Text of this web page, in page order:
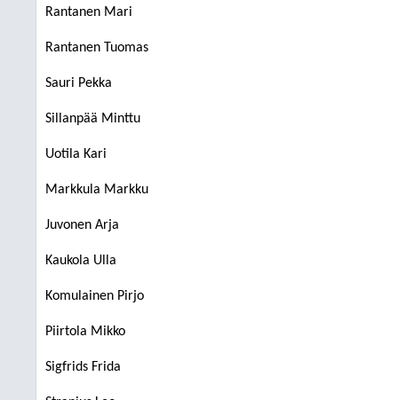
Rantanen Mari
Rantanen Tuomas
Sauri Pekka
Sillanpää Minttu
Uotila Kari
Markkula Markku
Juvonen Arja
Kaukola Ulla
Komulainen Pirjo
Piirtola Mikko
Sigfrids Frida